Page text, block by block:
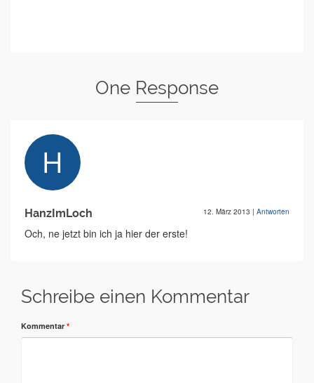
One Response
HanzImLoch 12. März 2013 | Antworten
Och, ne jetzt bin ich ja hier der erste!
Schreibe einen Kommentar
Kommentar *